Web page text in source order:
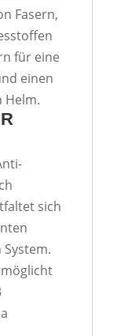
Fasern,
für eine
einen
Helm.
sich